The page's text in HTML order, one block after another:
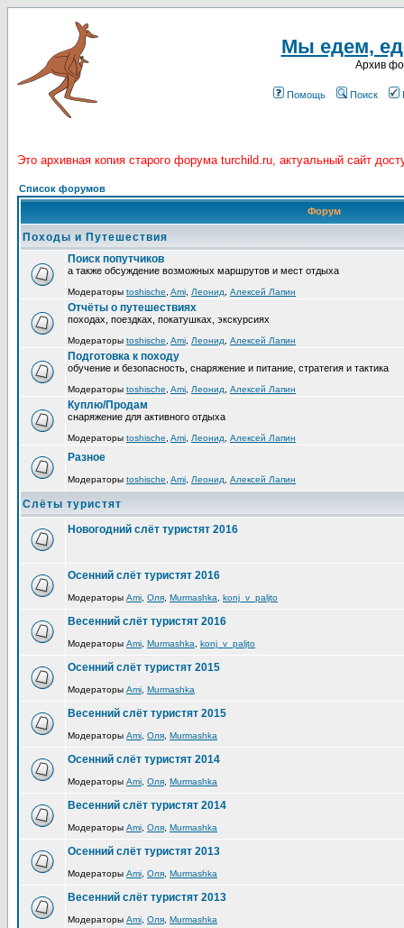
Мы едем,
Архив
Помощь Поиск
Это архивная копия старого форума turchild.ru, актуальный сайт
Список форумов
Форум
Походы и Путешествия
Поиск попутчиков
а также обсуждение возможных маршрутов и мест отдыха
Модераторы toshische Ami Леонид Алексей Лапин
Отчёты о путешествиях
походах, поездках, покатушках, экскурсиях
Модераторы toshische Ami Леонид Алексей Лапин
Подготовка к походу
обучение и безопасность, снаряжение и питание, стратегия и тактика
Модераторы toshische Ami Леонид Алексей Лапин
Куплю/Продам
снаряжение для активного отдыха
Модераторы toshische Ami Леонид Алексей Лапин
Разное
Модераторы toshische Ami Леонид Алексей Лапин
Слёты туристят
Новогодний слёт туристят 2016
Осенний слёт туристят 2016
Модераторы Ami Оля Murmashka konj_v_paljto
Весенний слёт туристят 2016
Модераторы Ami Murmashka konj_v_paljto
Осенний слёт туристят 2015
Модераторы Ami Murmashka
Весенний слёт туристят 2015
Модераторы Ami Оля Murmashka
Осенний слёт туристят 2014
Модераторы Ami Оля Murmashka
Весенний слёт туристят 2014
Модераторы Ami Оля Murmashka
Осенний слёт туристят 2013
Модераторы Ami Оля Murmashka
Весенний слёт туристят 2013
Модераторы Ami Оля Murmashka